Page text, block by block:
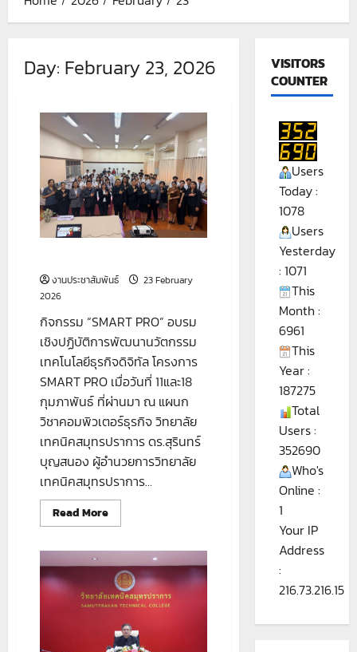
Day: February 23, 2026
งานประชาสัมพันธ์
23 February
2026
กิจกรรม “SMART PRO” อบรม
เชิงปฏิบัติการพัฒนานวัตกรรม
เทคโนโลยีธุรกิจดิจิทัล โครงการ
SMART PRO เมื่อวันที่ 11และ18
กุมภาพันธ์ ที่ผ่านมา ณ แผนก
วิชาคอมพิวเตอร์ธุรกิจ วิทยาลัย
เทคนิคสมุทรปราการ ดร.สุรินทร์
บุญสนอง ผู้อำนวยการวิทยาลัย
เทคนิคสมุทรปราการ...
Read MoreRead
more
“SMART
PRO”
VISITORS
COUNTER
Users
Today :
1078
Users
Yesterday
: 1071
This
Month :
6961
This
Year :
187275
Total
Users :
352690
Who's
Online :
1
Your IP
Address
:
216.73.216.15